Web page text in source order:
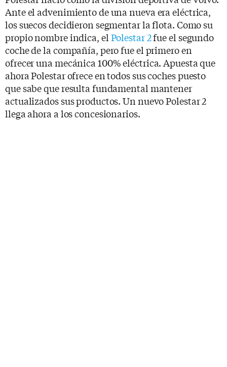
Ante el advenimiento de una nueva era eléctrica,
los suecos decidieron segmentar la flota. Como su
propio nombre indica, el Polestar 2fue el segundo
coche de la compañía, pero fue el primero en
ofrecer una mecánica 100% eléctrica. Apuesta que
ahora Polestar ofrece en todos sus coches puesto
que sabe que resulta fundamental mantener
actualizados sus productos. Un nuevo Polestar 2
llega ahora a los concesionarios.